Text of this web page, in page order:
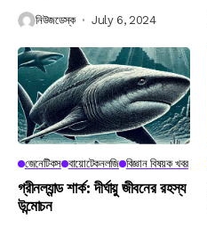
নিউজডেস্ক July 6, 2024
জেনেটিকস বায়োটেকনলজি বিজ্ঞান বিষয়ক খবর
গ্রীনল্যান্ড শার্ক: দীর্ঘায়ু জীবনের রহস্য
উন্মোচন